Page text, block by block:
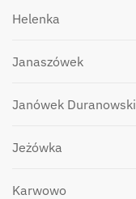
Helenka
Janaszówek
Janówek Duranowski
Jeżówka
Karwowo